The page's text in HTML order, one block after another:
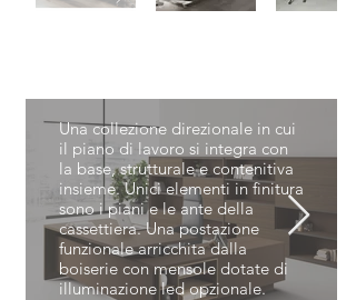
Una collezione direzionale in cui
il piano di lavoro si integra con
la base, strutturale e contenitiva
insieme. Unici elementi in finitura
sono i piani e le ante della
cassettiera. Una postazione
funzionale arricchita dalla
boiserie con mensole dotate di
illuminazione led opzionale.